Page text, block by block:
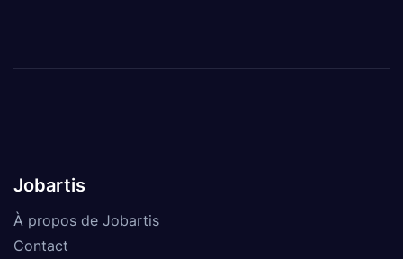
Jobartis
À propos de Jobartis
Contact